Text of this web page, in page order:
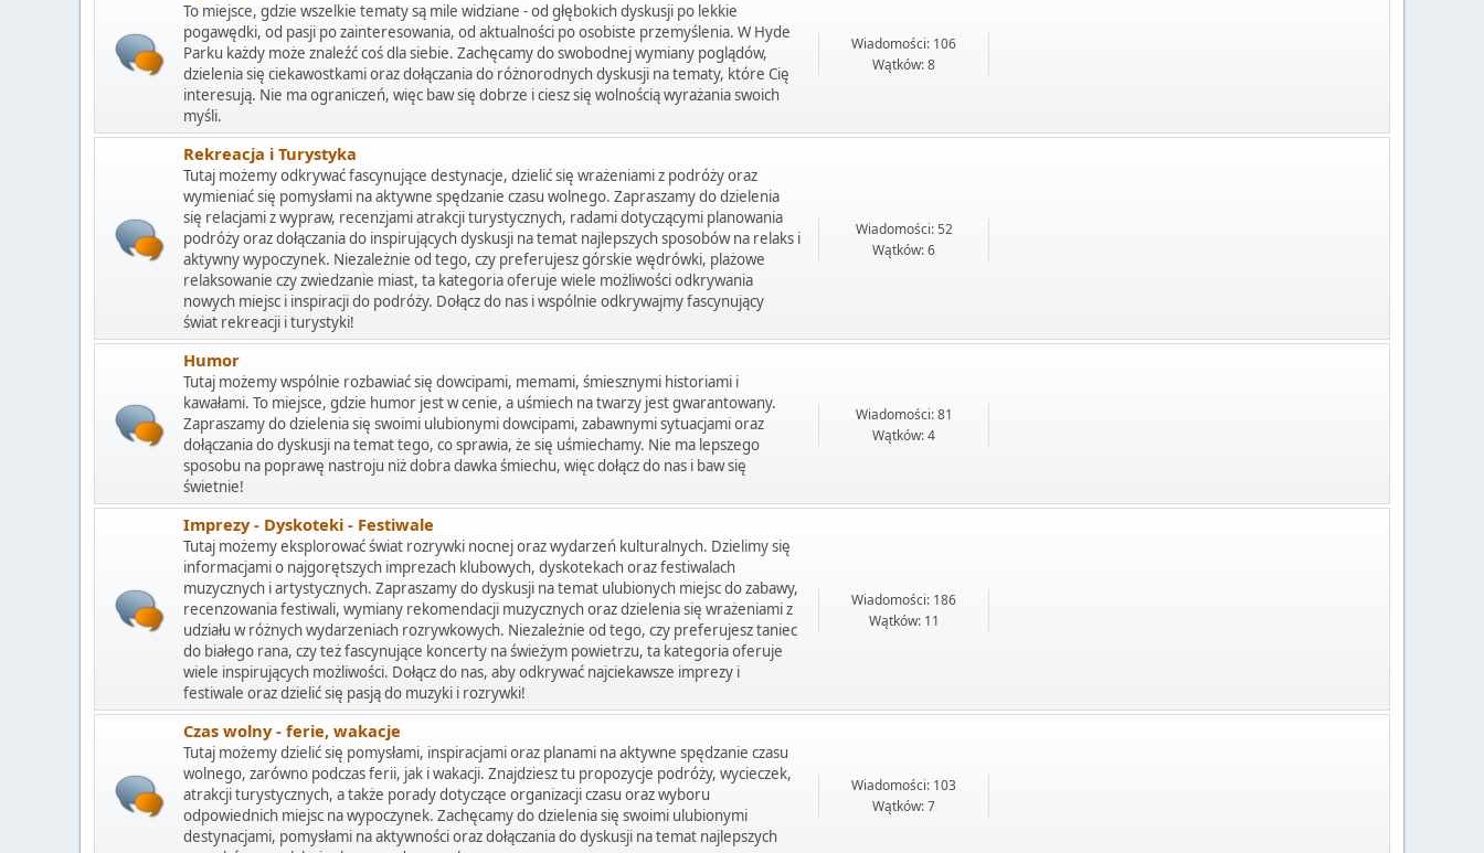
To miejsce, gdzie wszelkie tematy są mile widziane - od głębokich dyskusji po lekkie
pogawędki, od pasji po zainteresowania, od aktualności po osobiste przemyślenia. W Hyde
Parku każdy może znaleźć coś dla siebie. Zachęcamy do swobodnej wymiany poglądów,
dzielenia się ciekawostkami oraz dołączania do różnorodnych dyskusji na tematy, które Cię
interesują. Nie ma ograniczeń, więc baw się dobrze i ciesz się wolnością wyrażania swoich
myśli.
Wiadomości: 106
Wątków: 8
Rekreacja i Turystyka
Tutaj możemy odkrywać fascynujące destynacje, dzielić się wrażeniami z podróży oraz
wymieniać się pomysłami na aktywne spędzanie czasu wolnego. Zapraszamy do dzielenia
się relacjami z wypraw, recenzjami atrakcji turystycznych, radami dotyczącymi planowania
podróży oraz dołączania do inspirujących dyskusji na temat najlepszych sposobów na relaks i
aktywny wypoczynek. Niezależnie od tego, czy preferujesz górskie wędrówki, plażowe
relaksowanie czy zwiedzanie miast, ta kategoria oferuje wiele możliwości odkrywania
nowych miejsc i inspiracji do podróży. Dołącz do nas i wspólnie odkrywajmy fascynujący
świat rekreacji i turystyki!
Wiadomości: 52
Wątków: 6
Humor
Tutaj możemy wspólnie rozbawiać się dowcipami, memami, śmiesznymi historiami i
kawałami. To miejsce, gdzie humor jest w cenie, a uśmiech na twarzy jest gwarantowany.
Zapraszamy do dzielenia się swoimi ulubionymi dowcipami, zabawnymi sytuacjami oraz
dołączania do dyskusji na temat tego, co sprawia, że się uśmiechamy. Nie ma lepszego
sposobu na poprawę nastroju niż dobra dawka śmiechu, więc dołącz do nas i baw się
świetnie!
Wiadomości: 81
Wątków: 4
Imprezy - Dyskoteki - Festiwale
Tutaj możemy eksplorować świat rozrywki nocnej oraz wydarzeń kulturalnych. Dzielimy się
informacjami o najgorętszych imprezach klubowych, dyskotekach oraz festiwalach
muzycznych i artystycznych. Zapraszamy do dyskusji na temat ulubionych miejsc do zabawy,
recenzowania festiwali, wymiany rekomendacji muzycznych oraz dzielenia się wrażeniami z
udziału w różnych wydarzeniach rozrywkowych. Niezależnie od tego, czy preferujesz taniec
do białego rana, czy też fascynujące koncerty na świeżym powietrzu, ta kategoria oferuje
wiele inspirujących możliwości. Dołącz do nas, aby odkrywać najciekawsze imprezy i
festiwale oraz dzielić się pasją do muzyki i rozrywki!
Wiadomości: 186
Wątków: 11
Czas wolny - ferie, wakacje
Tutaj możemy dzielić się pomysłami, inspiracjami oraz planami na aktywne spędzanie czasu
wolnego, zarówno podczas ferii, jak i wakacji. Znajdziesz tu propozycje podróży, wycieczek,
atrakcji turystycznych, a także porady dotyczące organizacji czasu oraz wyboru
odpowiednich miejsc na wypoczynek. Zachęcamy do dzielenia się swoimi ulubionymi
destynacjami, pomysłami na aktywności oraz dołączania do dyskusji na temat najlepszych
Wiadomości: 103
Wątków: 7